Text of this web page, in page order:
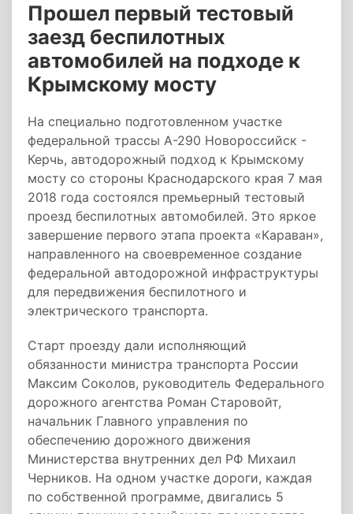
Прошел первый тестовый
заезд беспилотных
автомобилей на подходе к
Крымскому мосту
На специально подготовленном участке
федеральной трассы А-290 Новороссийск -
Керчь, автодорожный подход к Крымскому
мосту со стороны Краснодарского края 7 мая
2018 года состоялся премьерный тестовый
проезд беспилотных автомобилей. Это яркое
завершение первого этапа проекта «Караван»,
направленного на своевременное создание
федеральной автодорожной инфраструктуры
для передвижения беспилотного и
электрического транспорта.
Старт проезду дали исполняющий
обязанности министра транспорта России
Максим Соколов, руководитель Федерального
дорожного агентства Роман Старовойт,
начальник Главного управления по
обеспечению дорожного движения
Министерства внутренних дел РФ Михаил
Черников. На одном участке дороги, каждая
по собственной программе, двигались 5